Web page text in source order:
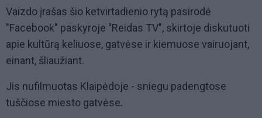
Vaizdo įrašas šio ketvirtadienio rytą pasirodė
"Facebook" paskyroje "Reidas TV", skirtoje diskutuoti
apie kultūrą keliuose, gatvėse ir kiemuose vairuojant,
einant, šliaužiant.
Jis nufilmuotas Klaipėdoje - sniegu padengtose
tuščiose miesto gatvėse.